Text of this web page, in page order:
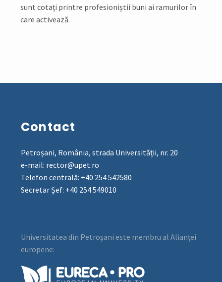
sunt cotați printre profesioniștii buni ai ramurilor în
care activează.
Contact
Petroșani, România, strada Universității, nr. 20
e-mail: rector@upet.ro
Telefon centrală: +40 254 542580
Secretar Șef: +40 254 549010
Universitatea din Petroșani este membru al Alianței
europene: